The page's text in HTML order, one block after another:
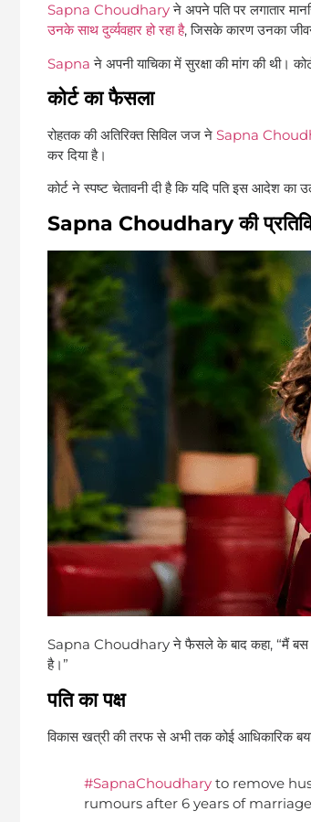
Sapna Choudharyने अपने पति पर लगातार
उनके साथ दुर्व्यवहार हो रहा है, जिसके कारण उनका जीवन
Sapna ने अपनी याचिका में सुरक्षा की मांग की थी।
कोर्ट का फैसला
रोहतक की अतिरिक्त सिविल जज ने Sapna
कर दिया है।
कोर्ट ने स्पष्ट चेतावनी दी है कि यदि पति इस आदेश
Sapna Choudhary की
Sapna Choudhary ने फैसले के बाद कहा, “मैं बस
है।”
पति का पक्ष
विकास खत्री की तरफ से अभी तक कोई आधिकारिक
#SapnaChoudhary to remove
rumours after 6 years of marriage